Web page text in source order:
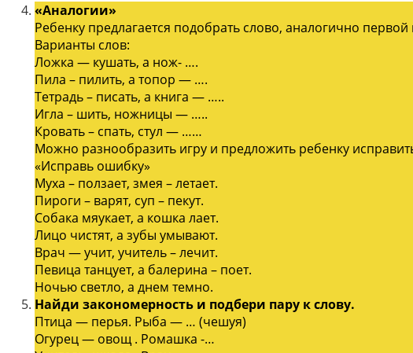
«Аналогии»
Ребенку предлагается подобрать слово, аналогично первой
Варианты слов:
Ложка — кушать, а нож- ….
Пила – пилить, а топор — ….
Тетрадь – писать, а книга — …..
Игла – шить, ножницы — …..
Кровать – спать, стул — ……
Можно разнообразить игру и предложить ребенку
«Исправь ошибку»
Муха – ползает, змея – летает.
Пироги – варят, суп – пекут.
Собака мяукает, а кошка лает.
Лицо чистят, а зубы умывают.
Врач — учит, учитель – лечит.
Певица танцует, а балерина – поет.
Ночью светло, а днем темно.
Найди закономерность и подбери пару к слову.
Птица — перья. Рыба — … (чешуя)
Огурец — овощ . Ромашка -…